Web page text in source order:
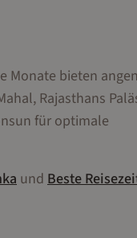
Monate bieten
Rajasthans
für optimale
und Beste